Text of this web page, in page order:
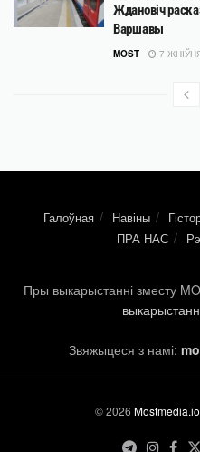
Ждановіч
Варшавы
MOST 7
Галоўная Навіны
ПРА НАС
Пры выкарыстанні зместу
Звяжыцеся з намі:
© 2026 Mostmedia.io